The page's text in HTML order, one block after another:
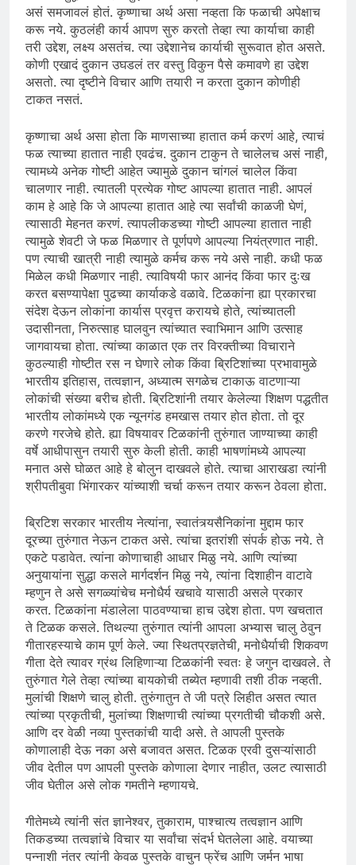
असं समजावलं होतं. कृष्णाचा अर्थ असा नव्हता कि फळाची अपेक्षाच
करू नये. कुठलंही कार्य आपण सुरु करतो तेव्हा त्या कार्याचा काही
तरी उद्देश, लक्ष्य असतंच. त्या उद्देशानेच कार्याची सुरूवात होत असते.
कोणी एखादं दुकान उघडलं तर वस्तु विकुन पैसे कमावणे हा उद्देश
असतो. त्या दृष्टीने विचार आणि तयारी न करता दुकान कोणीही
टाकत नसतं.
कृष्णाचा अर्थ असा होता कि माणसाच्या हातात कर्म करणं आहे, त्याचं
फळ त्याच्या हातात नाही एवढंच. दुकान टाकुन ते चालेलच असं नाही,
त्यामध्ये अनेक गोष्टी आहेत ज्यामुळे दुकान चांगलं चालेल किंवा
चालणार नाही. त्यातली प्रत्येक गोष्ट आपल्या हातात नाही. आपलं
काम हे आहे कि जे आपल्या हातात आहे त्या सर्वांची काळजी घेणं,
त्यासाठी मेहनत करणं. त्यापलीकडच्या गोष्टी आपल्या हातात नाही
त्यामुळे शेवटी जे फळ मिळणार ते पूर्णपणे आपल्या नियंत्रणात नाही.
पण त्याची खात्री नाही त्यामुळे कर्मच करू नये असे नाही. कधी फळ
मिळेल कधी मिळणार नाही. त्याविषयी फार आनंद किंवा फार दुःख
करत बसण्यापेक्षा पुढच्या कार्याकडे वळावे. टिळकांना ह्या प्रकारचा
संदेश देऊन लोकांना कार्यास प्रवृत्त करायचे होते, त्यांच्यातली
उदासीनता, निरुत्साह घालवुन त्यांच्यात स्वाभिमान आणि उत्साह
जागवायचा होता. त्यांच्या काळात एक तर विरक्तीच्या विचाराने
कुठल्याही गोष्टीत रस न घेणारे लोक किंवा ब्रिटिशांच्या प्रभावामुळे
भारतीय इतिहास, तत्वज्ञान, अध्यात्म सगळेच टाकाऊ वाटणाऱ्या
लोकांची संख्या बरीच होती. ब्रिटिशांनी तयार केलेल्या शिक्षण पद्धतीत
भारतीय लोकांमध्ये एक न्यूनगंड हमखास तयार होत होता. तो दूर
करणे गरजेचे होते. ह्या विषयावर टिळकांनी तुरुंगात जाण्याच्या काही
वर्षे आधीपासुन तयारी सुरु केली होती. काही भाषणांमध्ये आपल्या
मनात असे घोळत आहे हे बोलुन दाखवले होते. त्याचा आराखडा त्यांनी
श्रीपतीबुवा भिंगारकर यांच्याशी चर्चा करून तयार करून ठेवला होता.
ब्रिटिश सरकार भारतीय नेत्यांना, स्वातंत्र्यसैनिकांना मुद्दाम फार
दूरच्या तुरुंगात नेऊन टाकत असे. त्यांचा इतरांशी संपर्क होऊ नये. ते
एकटे पडावेत. त्यांना कोणाचाही आधार मिळु नये. आणि त्यांच्या
अनुयायांना सुद्धा कसले मार्गदर्शन मिळु नये, त्यांना दिशाहीन वाटावे
म्हणुन ते असे सगळ्यांचेच मनोधैर्य खचावे यासाठी असले प्रकार
करत. टिळकांना मंडालेला पाठवण्याचा हाच उद्देश होता. पण खचतात
ते टिळक कसले. तिथल्या तुरुंगात त्यांनी आपला अभ्यास चालु ठेवुन
गीतारहस्याचे काम पूर्ण केले. ज्या स्थितप्रज्ञतेची, मनोधैर्याची शिकवण
गीता देते त्यावर ग्रंथ लिहिणाऱ्या टिळकांनी स्वतः हे जगुन दाखवले. ते
तुरुंगात गेले तेव्हा त्यांच्या बायकोची तब्येत म्हणावी तशी ठीक नव्हती.
मुलांची शिक्षणे चालु होती. तुरुंगातुन ते जी पत्रे लिहीत असत त्यात
त्यांच्या प्रकृतीची, मुलांच्या शिक्षणाची त्यांच्या प्रगतीची चौकशी असे.
आणि दर वेळी नव्या पुस्तकांची यादी असे. ते आपली पुस्तके
कोणालाही देऊ नका असे बजावत असत. टिळक एरवी दुसऱ्यांसाठी
जीव देतील पण आपली पुस्तके कोणाला देणार नाहीत, उलट त्यासाठी
जीव घेतील असे लोक गमतीने म्हणायचे.
गीतेमध्ये त्यांनी संत ज्ञानेश्वर, तुकाराम, पाश्चात्य तत्वज्ञान आणि
तिकडच्या तत्वज्ञांचे विचार या सर्वांचा संदर्भ घेतलेला आहे. वयाच्या
पन्नाशी नंतर त्यांनी केवळ पुस्तके वाचुन फ्रेंच आणि जर्मन भाषा